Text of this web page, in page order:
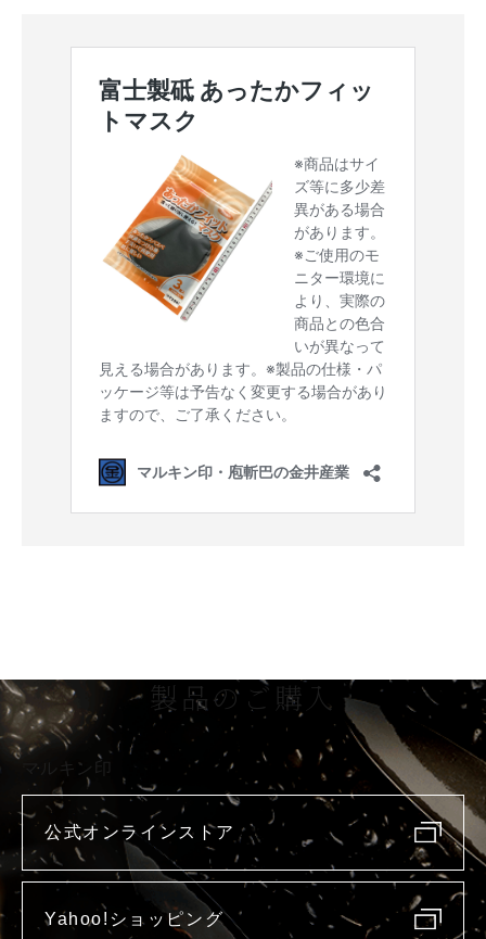
製品のご購入
マルキン印
公式オンラインストア
Yahoo!ショッピング